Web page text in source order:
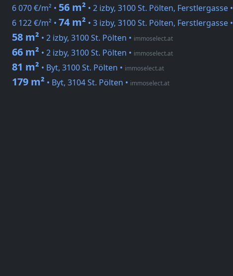
6 070 €/m² • 56 m² • 2 izby, 3100 St. Pölten, Ferstlergasse •
6 122 €/m² • 74 m² • 3 izby, 3100 St. Pölten, Ferstlergasse •
58 m² • 2 izby, 3100 St. Pölten • immoselect.at
66 m² • 2 izby, 3100 St. Pölten • immoselect.at
81 m² • Byt, 3100 St. Pölten • immoselect.at
179 m² • Byt, 3104 St. Pölten • immoselect.at